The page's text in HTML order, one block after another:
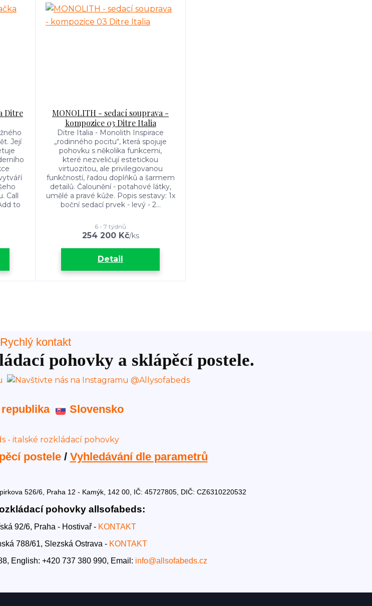
Ditre
Její
Call
to
MONOLITH - sedací souprava -
kompozice 03 Ditre Italia
Ditre Italia - Monolith Inspirace
„rodinného pocitu“, která spojuje
pohovku s několika funkcemi,
které nezveličují estetickou
virtuozitou, ale privilegovanou
funkčností, řadou doplňků a šarmem
detailů. Čalounění - potahové látky,
umělé a pravé kůže. Popis sestavy: 1x
boční sedací prvek - levý - 2...
254 200 Kč/ks
6 - 7 týdnů
Detail
Rychlý kontakt
pohovky a sklápěcí postele.
Slovensko
postele/ Vyhledávání dle parametrů
526/6, Praha 12 - Kamýk, 142 00, IČ: 45727805, DIČ: CZ6310220532
pohovky allsofabeds:
92/6, Praha - Hostivař - KONTAKT
788/61, Slezská Ostrava - KONTAKT
English: +420 737 380 990, Email: info@allsofabeds.cz